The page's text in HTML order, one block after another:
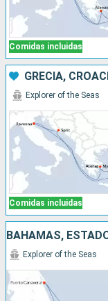
Comidas incluidas
GRECIA,
Comidas incluidas
Explorer of the Seas
BAHAMAS,
Explorer of the Seas